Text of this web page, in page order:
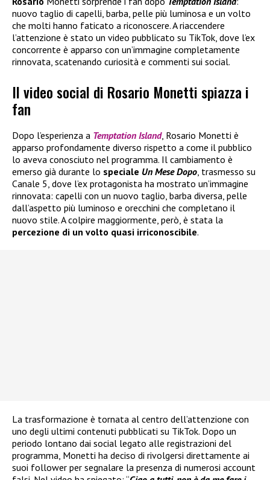
nuovo taglio di capelli, barba, pelle più luminosa e un volto
che molti hanno faticato a riconoscere. A riaccendere
l’attenzione è stato un video pubblicato su TikTok, dove l’ex
concorrente è apparso con un’immagine completamente
rinnovata, scatenando curiosità e commenti sui social.
Il video social di Rosario Monetti spiazza i
fan
Dopo l’esperienza a Temptation Island, Rosario Monetti è
apparso profondamente diverso rispetto a come il pubblico
lo aveva conosciuto nel programma. Il cambiamento è
emerso già durante lo speciale Un Mese Dopo, trasmesso su
Canale 5, dove l’ex protagonista ha mostrato un’immagine
rinnovata: capelli con un nuovo taglio, barba diversa, pelle
dall’aspetto più luminoso e orecchini che completano il
nuovo stile. A colpire maggiormente, però, è stata la
percezione di un volto quasi irriconoscibile.
La trasformazione è tornata al centro dell’attenzione con
uno degli ultimi contenuti pubblicati su TikTok. Dopo un
periodo lontano dai social legato alle registrazioni del
programma, Monetti ha deciso di rivolgersi direttamente ai
suoi follower per segnalare la presenza di numerosi account